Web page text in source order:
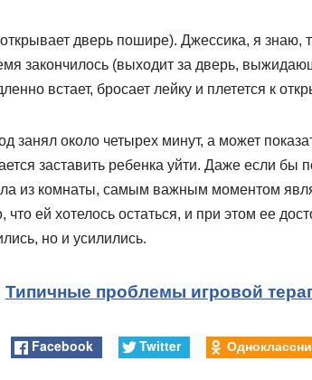
дверь пошире). Джессика, я знаю,
закончилось (выходит за дверь,
встает, бросает лейку и плетется к
занял около четырех минут, а может
заставить ребенка уйти. Даже если бы
из комнаты, самым важным моментом
что ей хотелось остаться, и при этом ее
но и усилились.
Типичные проблемы игровой
Facebook Twitter